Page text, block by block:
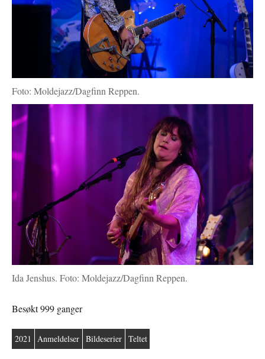
Foto: Moldejazz/Dagfinn Reppen.
Ida Jenshus. Foto: Moldejazz/Dagfinn Reppen.
Besøkt 999 ganger
2021 Anmeldelser Bildeserier Teltet